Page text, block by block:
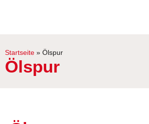
Startseite » Ölspur
Ölspur